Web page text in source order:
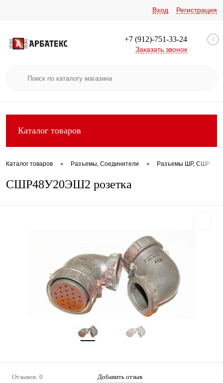
Вход Регистрация
+7 (912)-751-33-24
Заказать звонок
0
Каталог товаров
Каталог товаров • Разъемы, Соединители • Разъемы ШР, СШР
СШР48У20ЭШ2 розетка
Отзывов: 0 Добавить отзыв